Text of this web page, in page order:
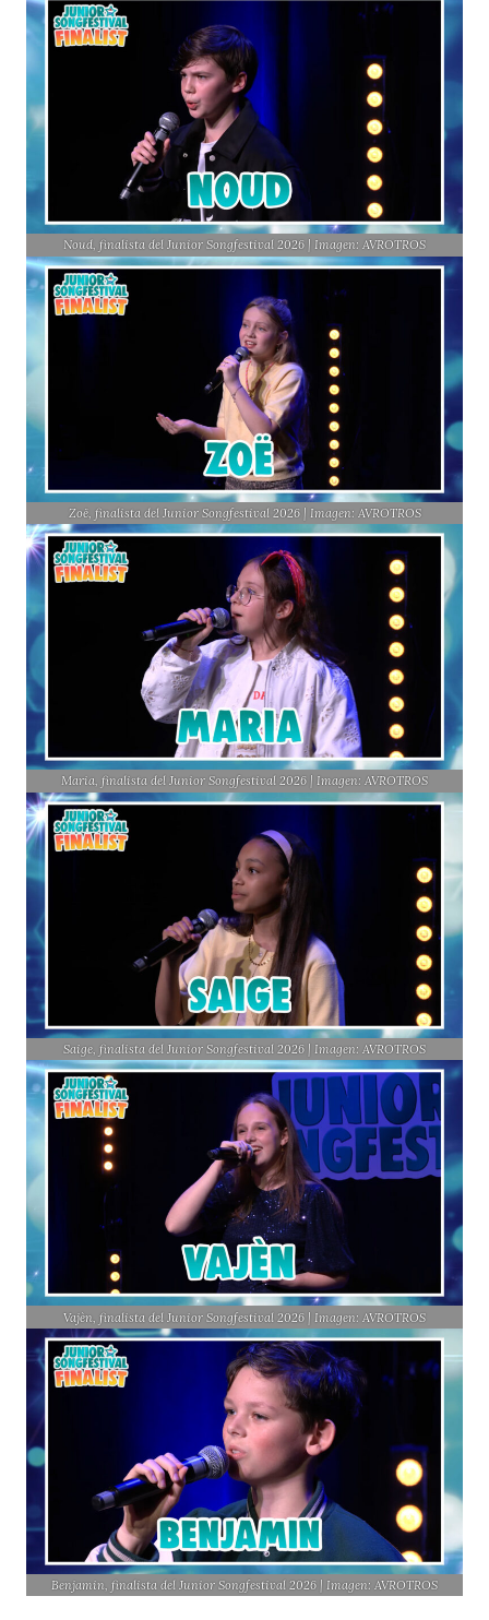
Noud, finalista del Junior Songfestival 2026 | Imagen: AVROTROS
Zoë, finalista del Junior Songfestival 2026 | Imagen: AVROTROS
Maria, finalista del Junior Songfestival 2026 | Imagen: AVROTROS
Saige, finalista del Junior Songfestival 2026 | Imagen: AVROTROS
Vajèn, finalista del Junior Songfestival 2026 | Imagen: AVROTROS
Benjamin, finalista del Junior Songfestival 2026 | Imagen: AVROTROS